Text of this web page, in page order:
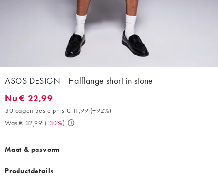
ASOS DESIGN - Halflange short in stone
Nu € 22,99. 30 dagen beste prijs € 11,99 (+92%). Was € 32,99.
Nu € 22,99
30 dagen beste prijs € 11,99 (+92%)
Was € 32,99 (-30%)
Maat & pasvorm
Productdetails